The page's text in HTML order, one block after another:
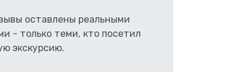
оставлены реальными
- только теми, кто посетил
экскурсию.